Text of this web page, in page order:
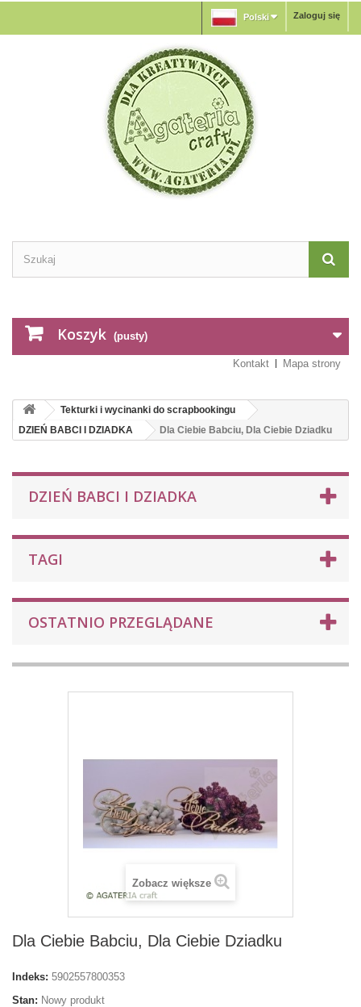
Zaloguj się
Polski
Koszyk (pusty)
Kontakt Mapa strony
Tekturki i wycinanki do scrapbookingu
DZIEŃ BABCI I DZIADKA
Dla Ciebie Babciu, Dla Ciebie Dziadku
DZIEŃ BABCI I DZIADKA
TAGI
OSTATNIO PRZEGLĄDANE
Zobacz większe
Dla Ciebie Babciu, Dla Ciebie Dziadku
Indeks: 5902557800353
Stan: Nowy produkt